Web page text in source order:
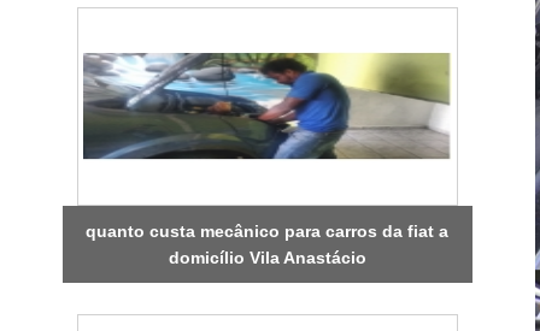
quanto custa mecânico para carros da fiat a
domicílio Vila Anastácio